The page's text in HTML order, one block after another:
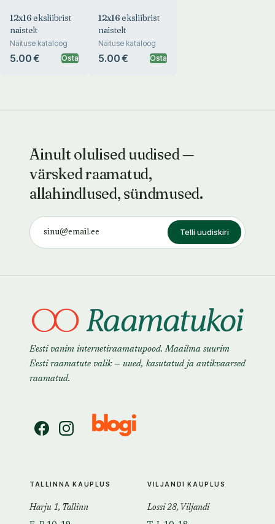
12x16 eksliibrist
naistelt
Näituse kataloog
5.00 € Osta
12x16 eksliibrist
naistelt
Näituse kataloog
5.00 € Osta
Ainult olulised uudised —
värsked raamatud,
allahindlused, sündmused.
Telli uudiskiri
Eesti vanim internetiraamatupood. Maailma suurim
Eesti raamatute valik — uued, kasutatud ja antikvaarsed
raamatud.
TALLINNA KAUPLUS
Harju 1, Tallinn
VILJANDI KAUPLUS
Lossi 28, Viljandi